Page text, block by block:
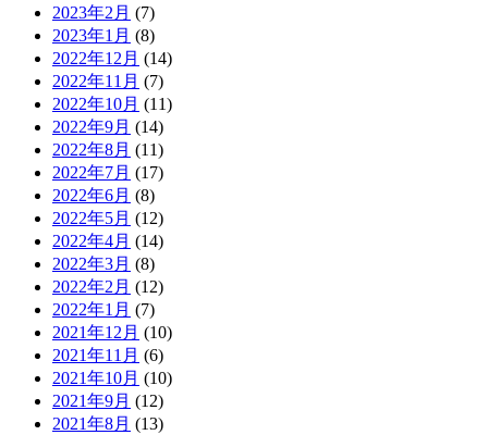
2023年2月 (7)
2023年1月 (8)
2022年12月 (14)
2022年11月 (7)
2022年10月 (11)
2022年9月 (14)
2022年8月 (11)
2022年7月 (17)
2022年6月 (8)
2022年5月 (12)
2022年4月 (14)
2022年3月 (8)
2022年2月 (12)
2022年1月 (7)
2021年12月 (10)
2021年11月 (6)
2021年10月 (10)
2021年9月 (12)
2021年8月 (13)